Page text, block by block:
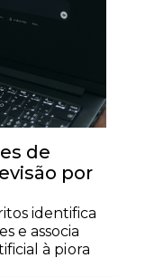
de
por
identifica
e associa
à piora